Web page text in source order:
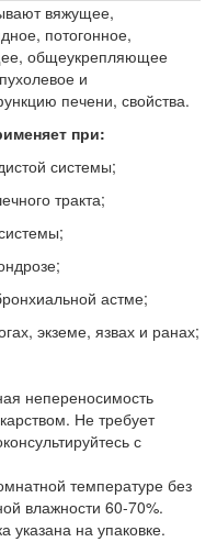
вяжущее,
потогонное,
общеукрепляющее
и
печени, свойства.
при:
системы;
тракта;
астме;
экземе, язвах и ранах;
непереносимость
Не требует
с
температуре без
влажности 60-70%.
указана на упаковке.